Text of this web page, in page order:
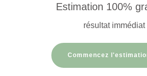
Estimation 100%
résultat immédiat
Commencez